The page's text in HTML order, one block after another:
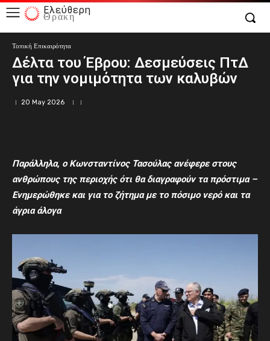
Ελεύθερη
Θράκη
Τοπική Επικαιρότητα
Δέλτα του Έβρου: Δεσμεύσεις ΠτΔ
για την νομιμότητα των καλυβών
20 May 2026
Παράλληλα, ο Κωνσταντίνος Τασούλας ανέφερε στους
ανθρώπους της περιοχής ότι θα διαγραφούν τα πρόστιμα –
Ενημερώθηκε και για το ζήτημα με το πόσιμο νερό και τα
άγρια άλογα